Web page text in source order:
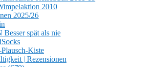
2010
2025/26
spät als nie
Plausch-Kiste
| Rezensionen